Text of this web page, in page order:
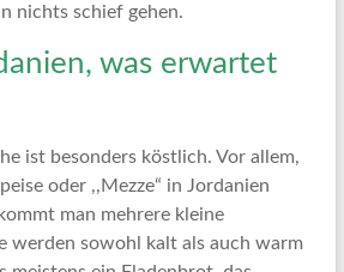
nichts schief gehen.
was erwartet
ist besonders köstlich. Vor allem,
oder ,,Mezze“ in Jordanien
man mehrere kleine
werden sowohl kalt als auch warm